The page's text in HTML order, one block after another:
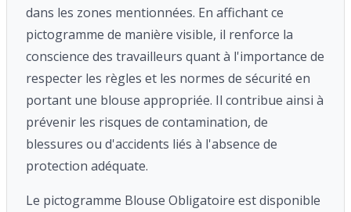
dans les zones mentionnées. En affichant ce
pictogramme de manière visible, il renforce la
conscience des travailleurs quant à l'importance de
respecter les règles et les normes de sécurité en
portant une blouse appropriée. Il contribue ainsi à
prévenir les risques de contamination, de
blessures ou d'accidents liés à l'absence de
protection adéquate.
Le pictogramme Blouse Obligatoire est disponible